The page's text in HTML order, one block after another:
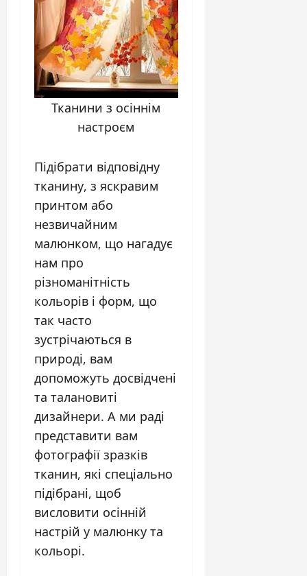
Тканини з осіннім
настроєм
Підібрати відповідну
тканину, з яскравим
принтом або
незвичайним
малюнком, що нагадує
нам про
різноманітність
кольорів і форм, що
так часто
зустрічаються в
природі, вам
допоможуть досвідчені
та талановиті
дизайнери. А ми раді
представити вам
фотографії зразків
тканин, які спеціально
підібрані, щоб
висловити осінній
настрій у малюнку та
кольорі.